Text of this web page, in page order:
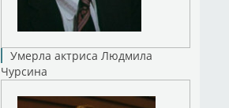
Умерла актриса Людмила
Чурсина